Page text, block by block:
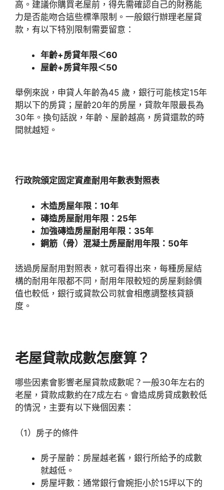
高。建議你購買老屋前，得先需確認自己的財務能
力是否能吻合這些標準限制。一般銀行辦理老屋貸
款，有以下特別限制需要留意：
年齡+房貸年限＜60
屋齡+房貸年限＜50
舉例來說，申貸人年齡為45 歲，銀行可能核定15年
期以下的房貸；屋齡20年的房屋，貸款年限最長為
30年。換句話說，年齡、屋齡越高，房貸還款的時
間就越短。
行政院頒定固定資產耐用年數表對照表
木造房屋年限：10年
磚造房屋耐用年限：25年
加強磚造房屋耐用年限：35年
鋼筋（骨）混凝土房屋耐用年限：50年
透過房屋耐用對照表，就可看得出來，每種房屋結
構的耐用年限都不同，耐用年限較短的房屋剩餘價
值也較低，銀行或貸款公司就會相應調整核貸額
度。
老屋貸款成數怎麼算？
哪些因素會影響老屋貸款成數呢？一般30年左右的
老屋，貸款成數約在7成左右。會造成房貸成數較低
的情況，主要有以下幾個因素：
（1）房子的條件
房子屋齡：房屋越老舊，銀行所給予的成數
就越低。
房屋坪數：通常銀行會婉拒小於15坪以下的